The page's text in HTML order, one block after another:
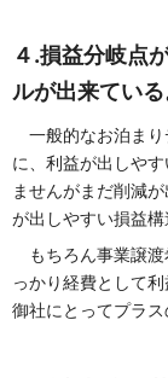
４.損益分岐点
ルが出来ている
一般的なお泊まり
に、利益が出しや
ませんがまだ削減
が出しやすい損益構
もちろん事業譲渡
っかり経費として
御社にとってプラス